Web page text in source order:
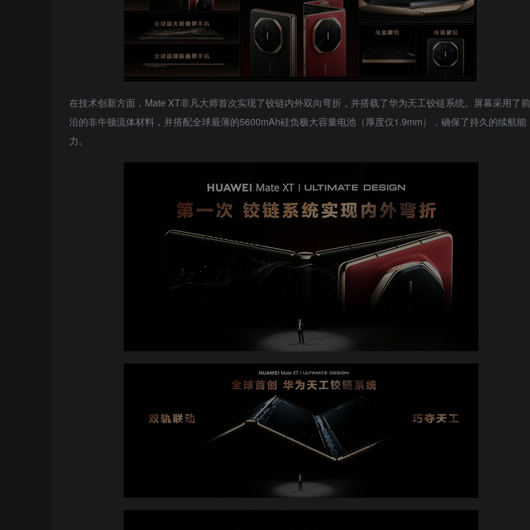
在技术创新方面，Mate XT非凡大师首次实现了铰链内外双向弯折，并搭载了华为天工铰链系统。屏幕采用了前
沿的非牛顿流体材料，并搭配全球最薄的5600mAh硅负极大容量电池（厚度仅1.9mm），确保了持久的续航能
力。